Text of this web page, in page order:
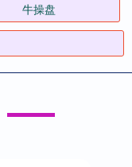
牛操盘